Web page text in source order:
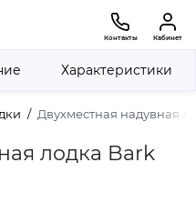
Контакты Кабинет
Двухместная надувная
лодка Bark
Характеристики